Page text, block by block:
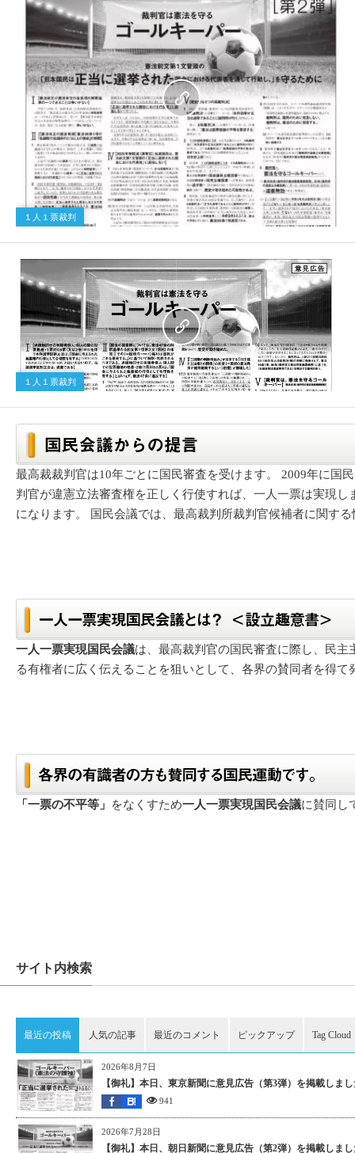
１人１票裁判
１人１票裁判
最高裁裁判官は10年ごとに国民審査を受けます。 2009年に国
判官が違憲立法審査権を正しく行使すれば、一人一票は実現
になります。 国民会議では、最高裁判所裁判官候補者に関す
一人一票実現国民会議は、最高裁判官の国民審査に際し、民主
る有権者に広く伝えることを狙いとして、各界の賛同者を得て
「一票の不平等」 をなくすため一人一票実現国民会議に賛同し
サイト内検索
最近の投稿 人気の記事 最近のコメント ピックアップ Tag Cloud
2026年8月7日
【御礼】本日、東京新聞に意見広告（第3弾）を掲載しま
941
2026年7月28日
【御礼】本日、朝日新聞に意見広告（第2弾）を掲載しま